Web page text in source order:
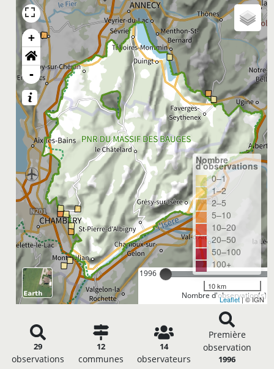
+
-
1996
Nombre d'observation(s):
Nombre
d'observations
0–1
1–2
2–5
5–10
10–20
20–50
50–100
100+
10 km
Leaflet| © IGN
29
observations
12
communes
14
observateurs
Première
observation
1996